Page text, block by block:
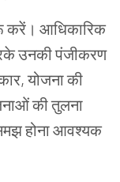
करें। आधिकारिक
उनकी पंजीकरण
योजना की
की तुलना
होना आवश्यक